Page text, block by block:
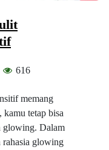
616
memang
kamu tetap bisa
glowing. Dalam
rahasia glowing